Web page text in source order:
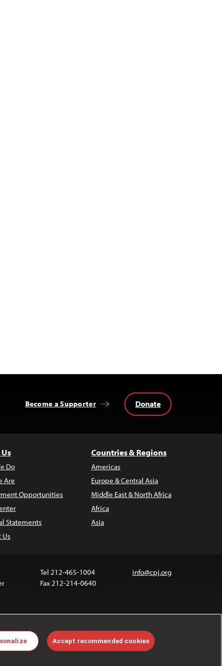
Become a Supporter Donate
Do
Are
Opportunities
Statements
Us
Countries & Regions
Americas
Europe & Central Asia
Middle East & North Africa
Africa
Asia
Tel 212-465-1004
Fax 212-214-0640
info@cpj.org
are not covered by the Creative Commons license.
permissions, see ourFAQs.
Accept recommended cookies